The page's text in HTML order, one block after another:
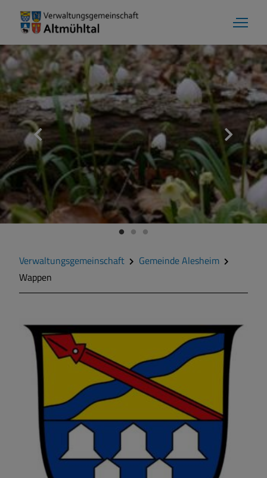
Aktuelles
Verwaltungsgemeinschaft
Gemeinde Alesheim
Markt Markt Berolzheim
Gemeinde Meinheim
Verwaltungsgemeinschaft
Gemeinde Alesheim
Wappen